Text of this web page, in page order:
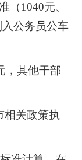
（1040元、
入公务员公车
，其他干部
相关政策执